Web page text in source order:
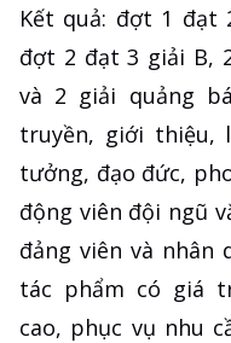
Kết quả: đợt 1 đạt
đợt 2 đạt 3 giải B,
và 2 giải quảng
truyền, giới
tưởng, đạo đức,
động viên đội ngũ
đảng viên và nhân
tác phẩm có giá
cao, phục vụ nhu